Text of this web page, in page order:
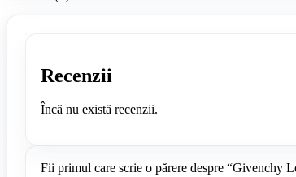
Recenzii
Încă nu există recenzii.
Fii primul care scrie o părere despre “Givenchy